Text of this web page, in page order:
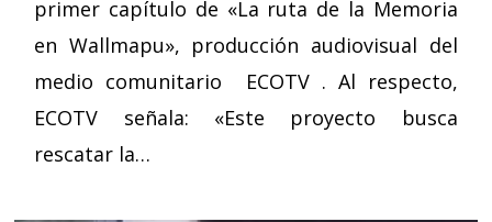
primer capítulo de «La ruta de la Memoria
en Wallmapu», producción audiovisual del
medio comunitario ECOTV . Al respecto,
ECOTV señala: «Este proyecto busca
rescatar la…